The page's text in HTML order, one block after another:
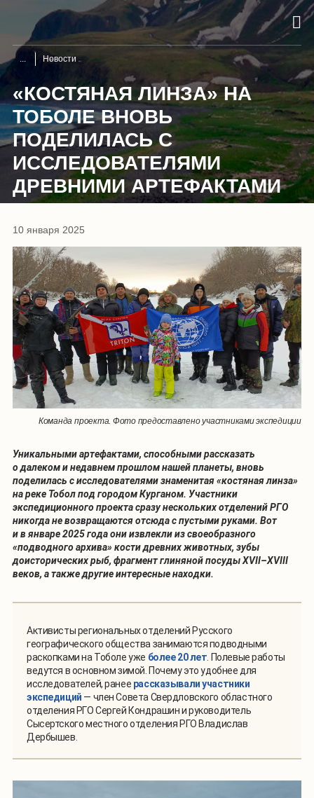
Новости
«КОСТЯНАЯ ЛИНЗА» НА
ТОБОЛЕ ВНОВЬ
ПОДЕЛИЛАСЬ С
ИССЛЕДОВАТЕЛЯМИ
ДРЕВНИМИ АРТЕФАКТАМИ
10 января 2025
Команда проекта. Фото предоставлено участниками экспедиции
Уникальными артефактами, способными рассказать
о далеком и недавнем прошлом нашей планеты, вновь
поделилась с исследователями знаменитая «костяная линза»
на реке Тобол под городом Курганом. Участники
экспедиционного проекта сразу нескольких отделений РГО
никогда не возвращаются отсюда с пустыми руками. Вот
и в январе 2025 года они извлекли из своеобразного
«подводного архива» кости древних животных, зубы
доисторических рыб, фрагмент глиняной посуды XVII–XVIII
веков, а также другие интересные находки.
Активисты региональных отделений Русского
географического общества занимаются подводными
раскопками на Тоболе уже более 20 лет. Полевые работы
ведутся в основном зимой. Почему это удобнее для
исследователей, ранее рассказывали участники
экспедиций — член Совета Свердловского областного
отделения РГО Сергей Кондрашин и руководитель
Сысертского местного отделения РГО Владислав
Дербышев.